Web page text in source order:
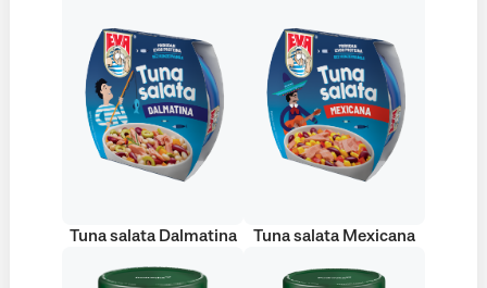
Tuna salata Dalmatina Tuna salata Mexicana